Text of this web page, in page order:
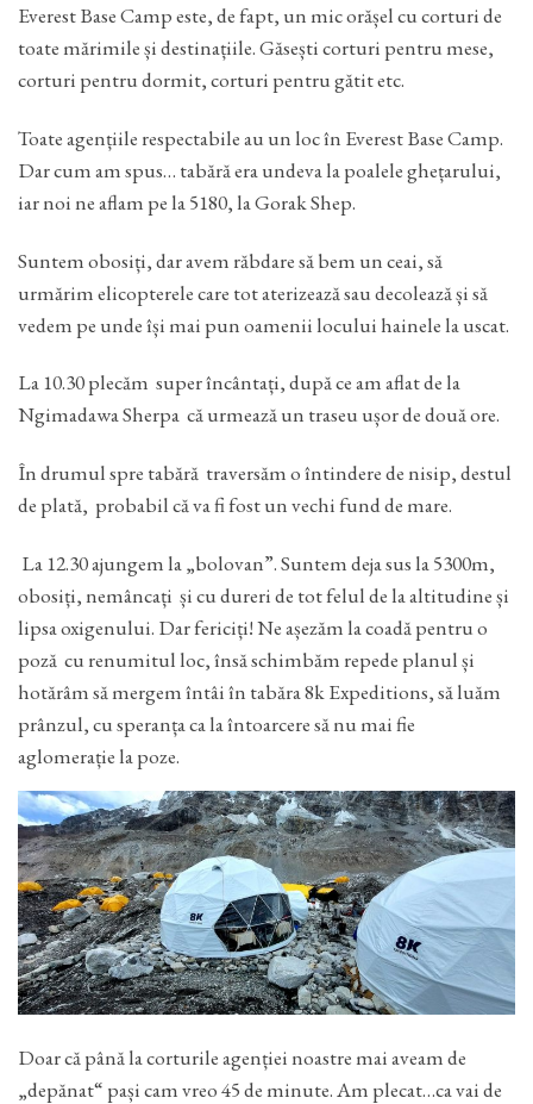
Everest Base Camp este, de fapt, un mic orășel cu corturi de
toate mărimile și destinațiile. Găsești corturi pentru mese,
corturi pentru dormit, corturi pentru gătit etc.
Toate agențiile respectabile au un loc în Everest Base Camp.
Dar cum am spus… tabără era undeva la poalele ghețarului,
iar noi ne aflam pe la 5180, la Gorak Shep.
Suntem obosiți, dar avem răbdare să bem un ceai, să
urmărim elicopterele care tot aterizează sau decolează și să
vedem pe unde își mai pun oamenii locului hainele la uscat.
La 10.30 plecăm super încântați, după ce am aflat de la
Ngimadawa Sherpa că urmează un traseu ușor de două ore.
În drumul spre tabără traversăm o întindere de nisip, destul
de plată, probabil că va fi fost un vechi fund de mare.
La 12.30 ajungem la „bolovan”. Suntem deja sus la 5300m,
obosiți, nemâncați și cu dureri de tot felul de la altitudine și
lipsa oxigenului. Dar fericiți! Ne așezăm la coadă pentru o
poză cu renumitul loc, însă schimbăm repede planul și
hotărâm să mergem întâi în tabăra 8k Expeditions, să luăm
prânzul, cu speranța ca la întoarcere să nu mai fie
aglomerație la poze.
Doar că până la corturile agenției noastre mai aveam de
„depănat“ pași cam vreo 45 de minute. Am plecat…ca vai de